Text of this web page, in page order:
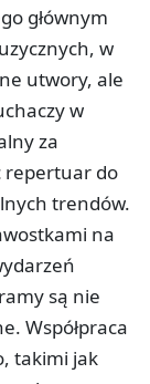
głównym
w
utwory, ale
w
za
repertuar do
trendów.
na
są nie
Współpraca
takimi jak